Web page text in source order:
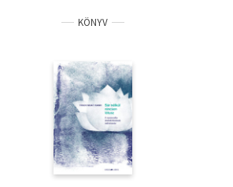
KÖNYV